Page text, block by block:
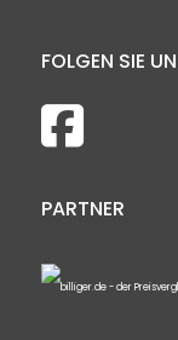
FOLGEN SIE
PARTNER